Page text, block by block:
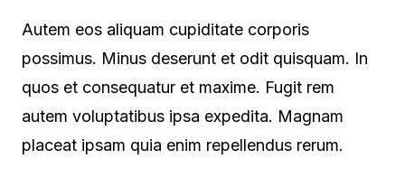
Autem eos aliquam cupiditate corporis
possimus. Minus deserunt et odit quisquam. In
quos et consequatur et maxime. Fugit rem
autem voluptatibus ipsa expedita. Magnam
placeat ipsam quia enim repellendus rerum.